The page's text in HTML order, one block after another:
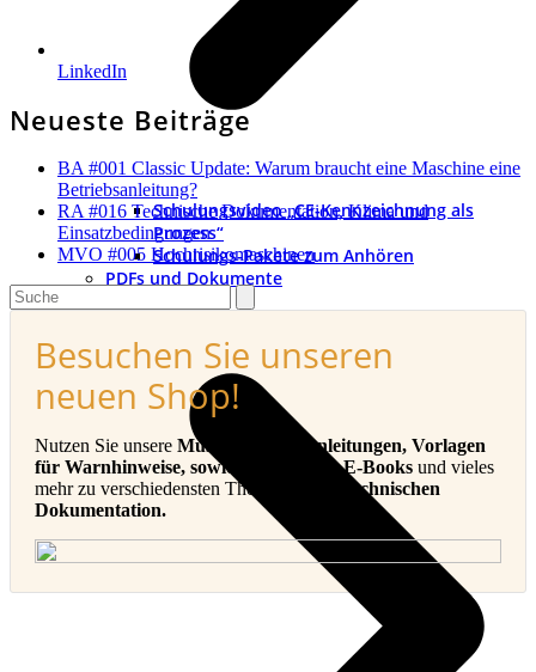
Schulungsvideo „CE-Kennzeichnung als
Prozess“
Schulungs-Pakete zum Anhören
PDFs und Dokumente
LinkedIn
Neueste Beiträge
BA #001 Classic Update: Warum braucht eine Maschine eine
Betriebsanleitung?
RA #016 Technische Dokumentation, Klima und
Einsatzbedingungen
MVO #005 Hochrisikomaschinen
Search
Besuchen Sie unseren
neuen Shop!
Nutzen Sie unsere Muster-Betriebsanleitungen, Vorlagen
für Warnhinweise, sowie Checklisten, E-Books und vieles
mehr zu verschiedensten Themen in der
Technischen
Dokumentation.